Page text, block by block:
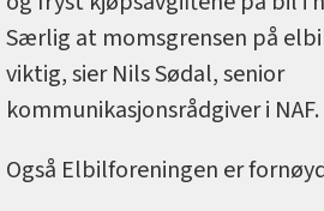
Særlig at momsgrensen på
viktig, sier Nils Sødal, senior
kommunikasjonsrådgiver i NAF.
Også Elbilforeningen er